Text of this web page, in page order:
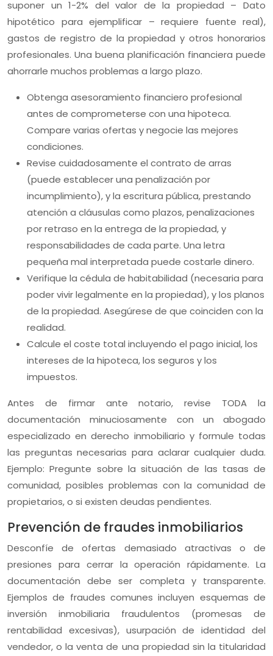
suponer un 1-2% del valor de la propiedad – Dato
hipotético para ejemplificar – requiere fuente real),
gastos de registro de la propiedad y otros honorarios
profesionales. Una buena planificación financiera puede
ahorrarle muchos problemas a largo plazo.
Obtenga asesoramiento financiero profesional
antes de comprometerse con una hipoteca.
Compare varias ofertas y negocie las mejores
condiciones.
Revise cuidadosamente el contrato de arras
(puede establecer una penalización por
incumplimiento), y la escritura pública, prestando
atención a cláusulas como plazos, penalizaciones
por retraso en la entrega de la propiedad, y
responsabilidades de cada parte. Una letra
pequeña mal interpretada puede costarle dinero.
Verifique la cédula de habitabilidad (necesaria para
poder vivir legalmente en la propiedad), y los planos
de la propiedad. Asegúrese de que coinciden con la
realidad.
Calcule el coste total incluyendo el pago inicial, los
intereses de la hipoteca, los seguros y los
impuestos.
Antes de firmar ante notario, revise TODA la
documentación minuciosamente con un abogado
especializado en derecho inmobiliario y formule todas
las preguntas necesarias para aclarar cualquier duda.
Ejemplo: Pregunte sobre la situación de las tasas de
comunidad, posibles problemas con la comunidad de
propietarios, o si existen deudas pendientes.
Prevención de fraudes inmobiliarios
Desconfíe de ofertas demasiado atractivas o de
presiones para cerrar la operación rápidamente. La
documentación debe ser completa y transparente.
Ejemplos de fraudes comunes incluyen esquemas de
inversión inmobiliaria fraudulentos (promesas de
rentabilidad excesivas), usurpación de identidad del
vendedor, o la venta de una propiedad sin la titularidad